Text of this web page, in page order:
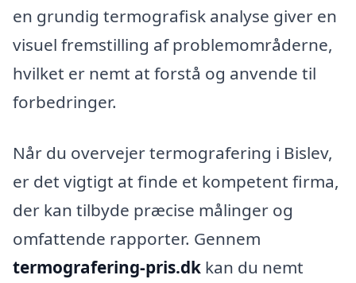
en grundig termografisk analyse giver en
visuel fremstilling af problemområderne,
hvilket er nemt at forstå og anvende til
forbedringer.
Når du overvejer termografering i Bislev,
er det vigtigt at finde et kompetent firma,
der kan tilbyde præcise målinger og
omfattende rapporter. Gennem
termografering-pris.dk kan du nemt